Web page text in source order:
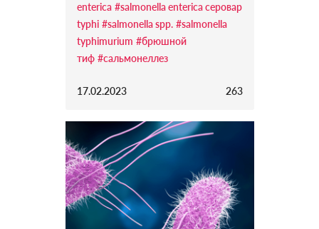
enterica #salmonella enterica серовар
typhi #salmonella spp. #salmonella
typhimurium #брюшной
тиф #сальмонеллез
17.02.2023 263